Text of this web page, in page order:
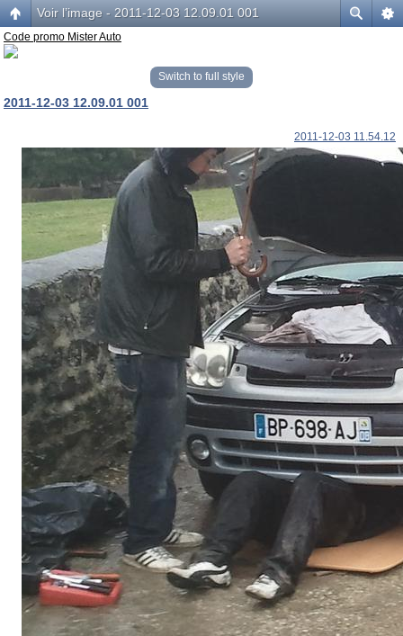
Voir l’image - 2011-12-03 12.09.01 001
Code promo Mister Auto
Switch to full style
2011-12-03 12.09.01 001
2011-12-03 11.54.12